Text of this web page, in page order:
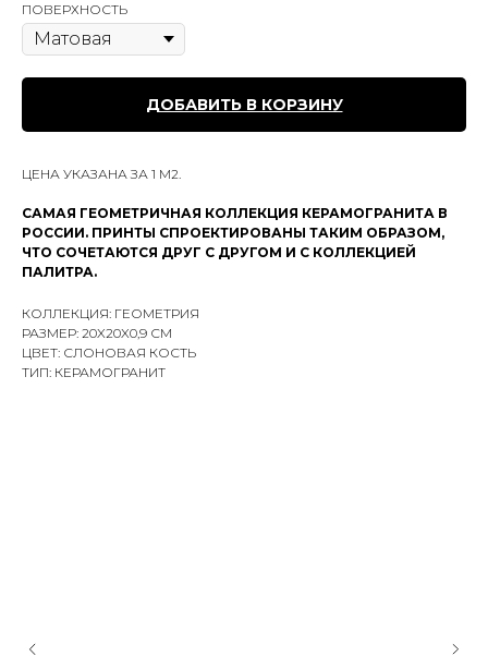
ПОВЕРХНОСТЬ
ДОБАВИТЬ В КОРЗИНУ
ЦЕНА УКАЗАНА ЗА 1 М2.
САМАЯ ГЕОМЕТРИЧНАЯ КОЛЛЕКЦИЯ КЕРАМОГРАНИТА В
РОССИИ. ПРИНТЫ СПРОЕКТИРОВАНЫ ТАКИМ ОБРАЗОМ,
ЧТО СОЧЕТАЮТСЯ ДРУГ С ДРУГОМ И С КОЛЛЕКЦИЕЙ
ПАЛИТРА.
КОЛЛЕКЦИЯ: ГЕОМЕТРИЯ
РАЗМЕР: 20X20X0,9 СМ
ЦВЕТ: СЛОНОВАЯ КОСТЬ
ТИП: КЕРАМОГРАНИТ